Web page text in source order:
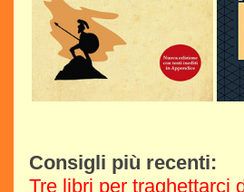
Consigli più recenti:
Tre libri per traghettarci